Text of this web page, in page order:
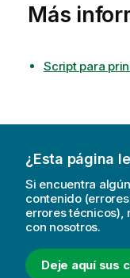
Más
Script para
¿Esta página
Si encuentra
contenido
errores técnicos),
con nosotros.
Deje aquí sus